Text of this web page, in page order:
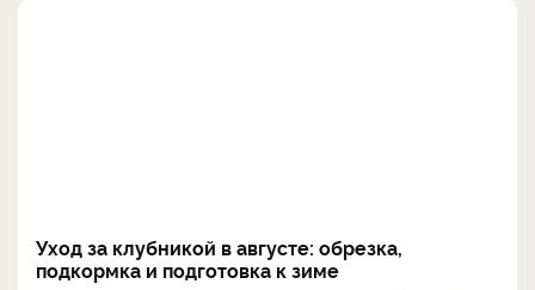
Уход за клубникой в августе: обрезка,
подкормка и подготовка к зиме